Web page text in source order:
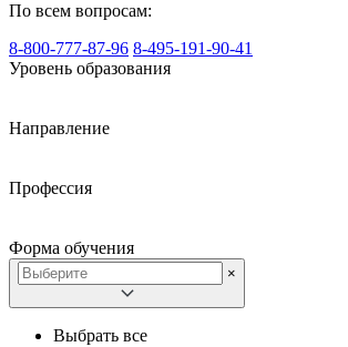
По всем вопросам:
8-800-777-87-96 8-495-191-90-41
Уровень образования
Направление
Профессия
Форма обучения
×
Выбрать все